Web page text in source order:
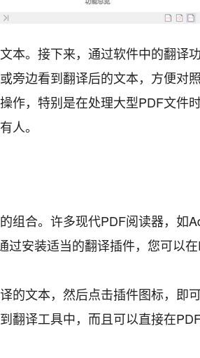
本。接下来，通过软件中的翻译
旁边看到翻译后的文本，方便对照
作，特别是在处理大型PDF文件
人。
合。许多现代PDF阅读器，如
安装适当的翻译插件，您可以
的文本，然后点击插件图标，即
译工具中，而且可以直接在